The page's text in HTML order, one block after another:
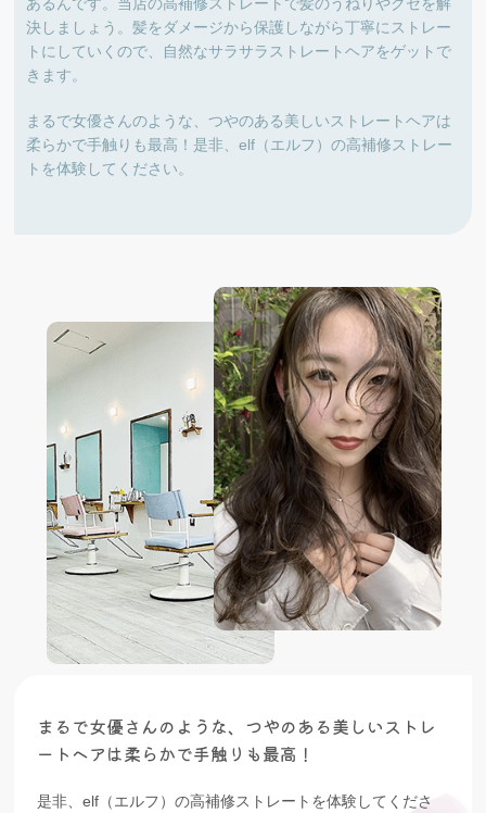
決しましょう。髪をダメージから保護しながら丁寧にストレー
トにしていくので、自然なサラサラストレートヘアをゲットで
きます。
まるで女優さんのような、つやのある美しいストレートヘアは
柔らかで手触りも最高！是非、elf（エルフ）の高補修ストレー
トを体験してください。
まるで女優さんのような、つやのある美しいストレ
ートヘアは柔らかで手触りも最高！
是非、elf（エルフ）の高補修ストレートを体験してくださ